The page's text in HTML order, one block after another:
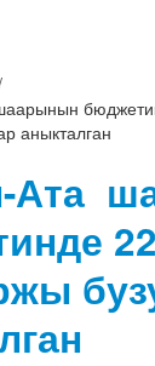
аныкталган
Ата